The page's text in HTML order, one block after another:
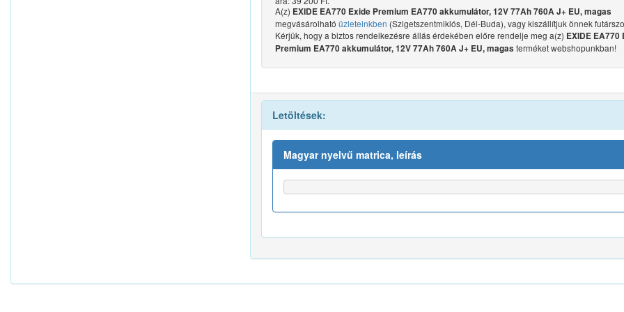
A(z) EXIDE EA770 Exide Premium EA770 akkumulátor, 12V 77Ah 760A J+ EU, magas
megvásárolható üzleteinkben (Szigetszentmiklós, Dél-Buda), vagy kiszállítjuk önnek
Kérjük, hogy a biztos rendelkezésre állás érdekében előre rendelje meg a(z) EXIDE EA770
Premium EA770 akkumulátor, 12V 77Ah 760A J+ EU, magas terméket webshopunkban!
Letöltések:
Magyar nyelvű matrica, leírás